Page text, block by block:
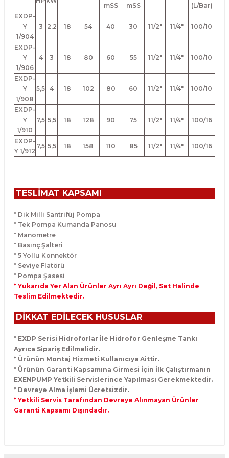
(L/Bar)
mSS
mSS
EXDP-
Y
1/904
3 2,2 18 54 40 30 11/2" 11/4" 100/10
EXDP-
Y
1/906
4 3 18 80 60 55 11/2" 11/4" 100/10
EXDP-
Y
1/908
5,5 4 18 102 80 60 11/2" 11/4" 100/10
EXDP-
Y
1/910
7,5 5,5 18 128 90 75 11/2" 11/4" 100/16
EXDP-
Y 1/912
7,5 5,5 18 158 110 85 11/2" 11/4" 100/16
TESLİMAT KAPSAMI
* Dik Milli Santrifüj Pompa
* Tek Pompa Kumanda Panosu
* Manometre
* Basınç Şalteri
* 5 Yollu Konnektör
* Seviye Flatörü
* Pompa Şasesi
* Yukarıda Yer Alan Ürünler Ayrı Ayrı Değil, Set Halinde
Teslim Edilmektedir.
DİKKAT EDİLECEK HUSUSLAR
* EXDP Serisi Hidroforlar İle Hidrofor Genleşme Tankı
Ayrıca Sipariş Edilmelidir.
* Ürünün Montaj Hizmeti Kullanıcıya Aittir.
* Ürünün Garanti Kapsamına Girmesi İçin İlk Çalıştırmanın
EXENPUMP Yetkili Servislerince Yapılması Gerekmektedir.
* Devreye Alma İşlemi Ücretsizdir.
* Yetkili Servis Tarafından Devreye Alınmayan Ürünler
Garanti Kapsamı Dışındadır.